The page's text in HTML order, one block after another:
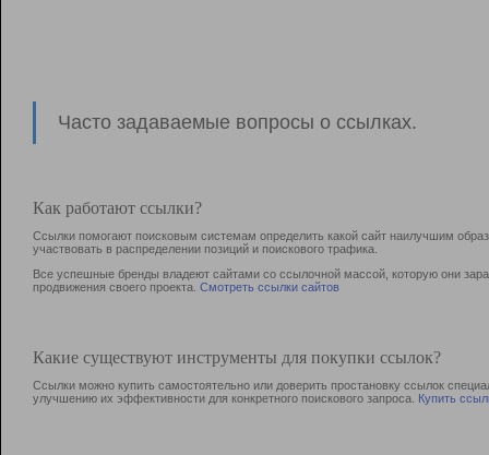
Часто задаваемые вопросы о ссылках.
Как работают ссылки?
Ссылки помогают поисковым системам определить какой сайт наилучшим
участвовать в раcпределении позиций и поискового трафика.
Все успешные бренды владеют сайтами со ссылочной массой, которую они
продвижения своего проекта. Смотреть ссылки сайтов
Какие существуют инструменты для покупки ссылок?
Ссылки можно купить самостоятельно или доверить простановку ссылок
улучшению их эффективности для конкретного поискового запроса. Купить